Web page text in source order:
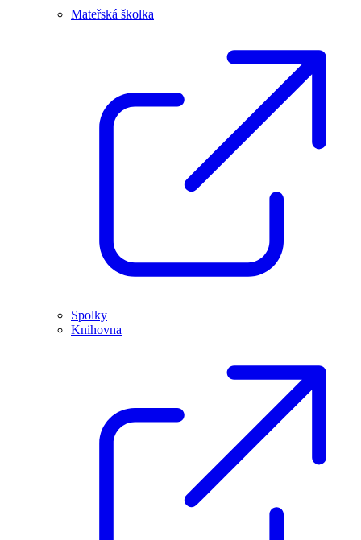
Mateřská školka
Spolky
Knihovna